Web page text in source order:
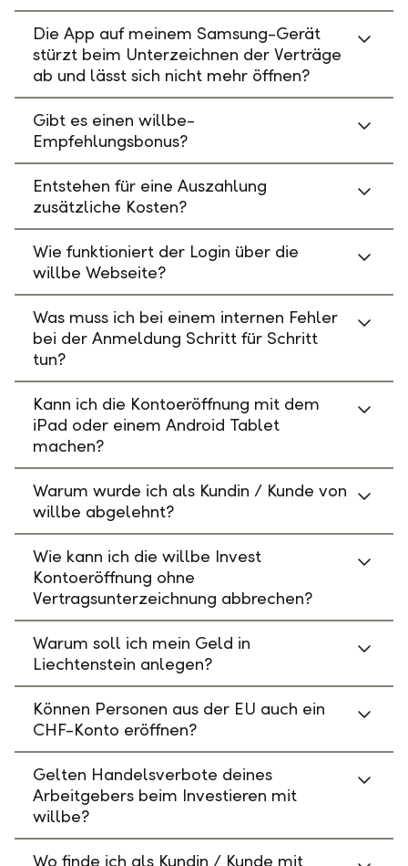
Die App auf meinem Samsung-Gerät
stürzt beim Unterzeichnen der Verträge
ab und lässt sich nicht mehr öffnen?
Gibt es einen willbe-
Empfehlungsbonus?
Entstehen für eine Auszahlung
zusätzliche Kosten?
Wie funktioniert der Login über die
willbe Webseite?
Was muss ich bei einem internen Fehler
bei der Anmeldung Schritt für Schritt
tun?
Kann ich die Kontoeröffnung mit dem
iPad oder einem Android Tablet
machen?
Warum wurde ich als Kundin / Kunde von
willbe abgelehnt?
Wie kann ich die willbe Invest
Kontoeröffnung ohne
Vertragsunterzeichnung abbrechen?
Warum soll ich mein Geld in
Liechtenstein anlegen?
Können Personen aus der EU auch ein
CHF-Konto eröffnen?
Gelten Handelsverbote deines
Arbeitgebers beim Investieren mit
willbe?
Wo finde ich als Kundin / Kunde mit